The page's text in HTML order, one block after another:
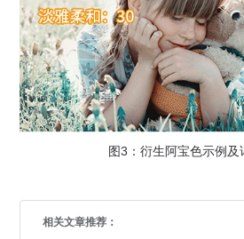
图3：衍生阿宝色示例及
相关文章推荐：